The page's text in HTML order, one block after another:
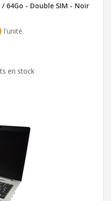
64Go - Double SIM - Noir
l'unité
en stock